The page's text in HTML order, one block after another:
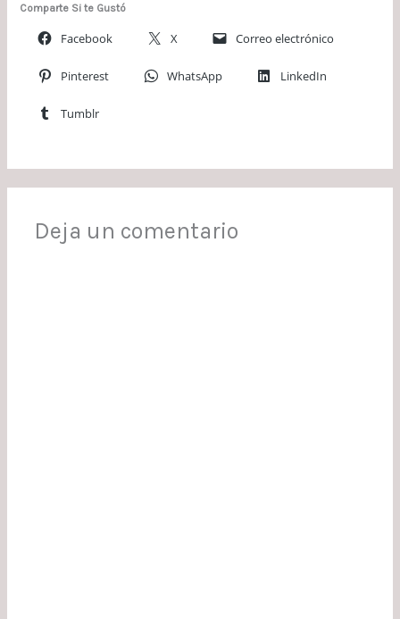
Comparte Si te Gustó
Facebook X Correo electrónico
Pinterest WhatsApp LinkedIn
Tumblr
Deja un comentario